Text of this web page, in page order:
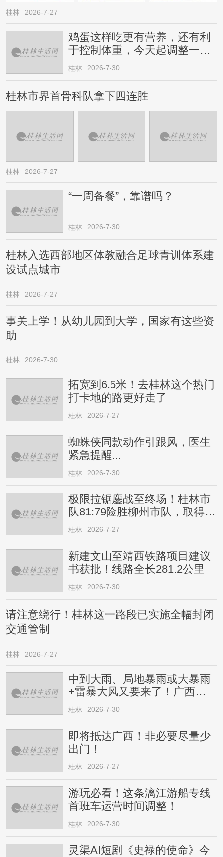
桂林 2026-7-27
鸡蛋这样吃更有营养，还有利
于控制体重，今天起调整一下
→
桂林 2026-7-30
桂林市界首骨科队拿下四连胜
桂林 2026-7-27
“一周备餐”，靠谱吗？
桂林 2026-7-30
桂林入选西部地区体教融合足球青训体系建
设试点城市
桂林 2026-7-27
事关上学！从幼儿园到大学，国家有这些资
助
桂林 2026-7-30
拓宽到6.5米！去桂林这个热门
打卡地的路更好走了
桂林 2026-7-27
蜘蛛侠同款动作引跟风，医生
紧急提醒...
桂林 2026-7-30
极限拉锯鏖战至终场！桂林市
队81:79险胜柳州市队，取得四
连胜
桂林 2026-7-27
新建文山至靖西铁路项目建议
书获批！线路全长281.2公里
桂林 2026-7-30
请注意绕行！桂林这一路段已实施全幅封闭
交通管制
桂林 2026-7-27
中到大雨、局地暴雨或大暴雨
+雷暴大风又要来了！广西人
请注意
桂林 2026-7-30
即将抵达广西！非必要尽量少
出门！
桂林 2026-7-27
游玩必看！这条漓江游船专线
首班车运营时间调整！
桂林 2026-7-30
灵渠AI短剧《史禄的使命》今